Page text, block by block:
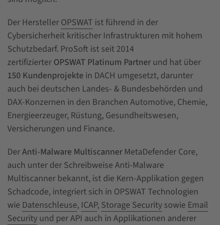
Der Hersteller OPSWAT ist führend in der
Cybersicherheit kritischer Infrastrukturen mit hohem
Schutzbedarf. ProSoft ist seit 2014
zertifizierter OPSWAT Platinum Partnerund hat über
150 Kundenprojekte in DACH umgesetzt, darunter
auch bei deutschen Landes- & Bundesbehörden und
DAX-Konzernen in den Branchen Automotive, Chemie,
Energieerzeuger, Rüstung, Gesundheitswesen,
Versicherungen und Finance.
DerAnti-Malware MultiscannerMetaDefender Core,
auch unter der Schreibweise Anti-Malware
Multiscanner bekannt, ist die Kern-Applikation gegen
Schadcode, integriert sich in OPSWAT Technologien
wie Datenschleuse, ICAP, Storage Security sowie Email
Security und per API auch in Applikationen anderer